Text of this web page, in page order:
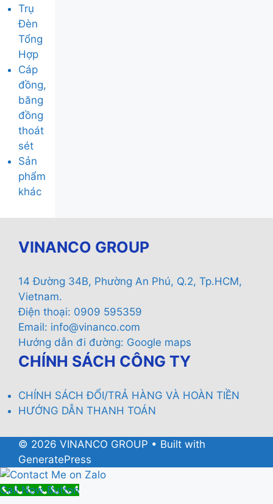
Trụ
Đèn
Tổng
Hợp
Cáp
đồng,
băng
đồng
thoát
sét
Sản
phẩm
khác
VINANCO GROUP
14 Đường 34B, Phường An Phú, Q.2, Tp.HCM,
Vietnam.
Điện thoại: 0909 595359
Email: info@vinanco.com
Hướng dẫn đi đường: Google maps
CHÍNH SÁCH CÔNG TY
CHÍNH SÁCH ĐỔI/TRẢ HÀNG VÀ HOÀN TIỀN
HƯỚNG DẪN THANH TOÁN
© 2026 VINANCO GROUP • Built with
GeneratePress
Call Now Button